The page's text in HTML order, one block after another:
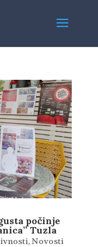
počinje
Tuzla
,Novosti